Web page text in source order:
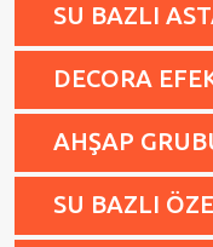
SU BAZLI
DECORA
AHŞAP
SU BAZLI